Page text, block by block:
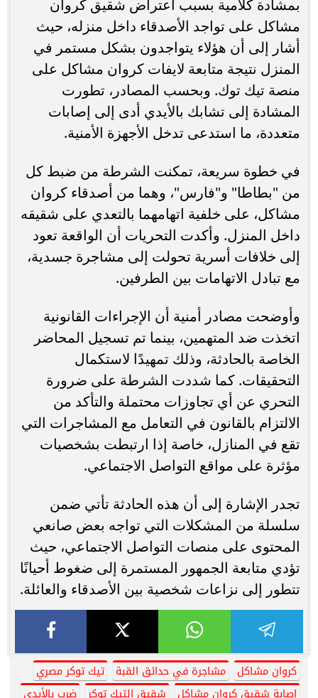
بمشادة كلامية بسبب اعتراض شقيق كروان
مشاكل على تواجد الأصدقاء داخل منزله، حيث
أشار إلى أن هؤلاء يتواجدون بشكل مستمر في
المنزل نتيجة متابعة لايفات كروان مشاكل على
منصة تيك توك. وبحسب المصادر، تطورت
المشادة إلى تشابك بالأيدي أدى إلى إصابات
متعددة، ما استدعى تدخل الأجهزة الأمنية.
في خطوة سريعة، تمكنت الشرطة من ضبط كل
من "بطاطا" و"فارس"، وهما من أصدقاء كروان
مشاكل، على خلفية اتهامهما بالتعدي على شقيقه
داخل المنزل. وأكدت التحريات أن الواقعة تعود
إلى خلافات أسرية تحولت إلى مشاجرة جسدية،
مع تبادل الاتهامات بين الطرفين.
وأوضحت مصادر أمنية أن الإجراءات القانونية
اتخذت ضد المتهمين، بينما تم تسجيل المحاضر
الخاصة بالحادثة، وذلك تمهيدًا لاستكمال
التحقيقات. كما شددت الشرطة على ضرورة
التحري عن أي تجاوزات محتملة والتأكد من
الالتزام بالقانون في التعامل مع المشاجرات التي
تقع في المنازل، خاصة إذا ارتبطت بشخصيات
مؤثرة على مواقع التواصل الاجتماعي.
تجدر الإشارة إلى أن هذه الحادثة تأتي ضمن
سلسلة من المشكلات التي تواجه بعض صانعي
المحتوى على منصات التواصل الاجتماعي، حيث
تؤدي متابعة الجمهور المستمرة إلى ضغوط أحيانًا
تتطور إلى نزاعات شخصية بين الأصدقاء والعائلة.
كروان مشاكل مشاجرة في حدائق القبة
تيك توكر مصري
إصابة شقيق كروان مشاكل
شقيق التيك توكر ضرب بالأيدي